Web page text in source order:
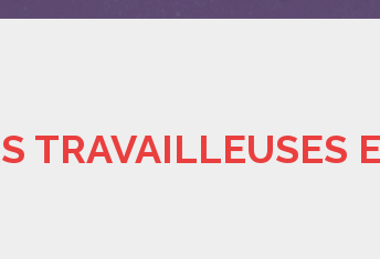
TRAVAILLEUSES